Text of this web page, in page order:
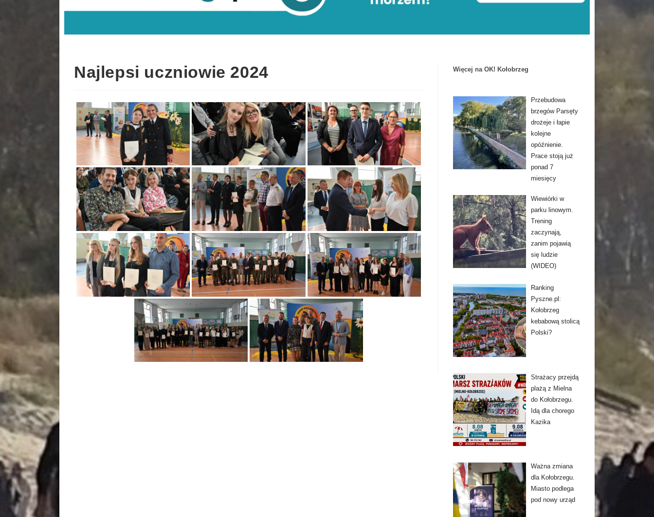
Najlepsi uczniowie 2024 Więcej na OK! Kołobrzeg
Przebudowa
brzegów Parsęty
drożeje i łapie
kolejne
opóźnienie.
Prace stoją już
ponad 7
miesięcy
Wiewiórki w
parku linowym.
Trening
zaczynają,
zanim pojawią
się ludzie
(WIDEO)
Ranking
Pyszne.pl:
Kołobrzeg
kebabową stolicą
Polski?
Strażacy przejdą
plażą z Mielna
do Kołobrzegu.
Idą dla chorego
Kazika
Ważna zmiana
dla Kołobrzegu.
Miasto podlega
pod nowy urząd